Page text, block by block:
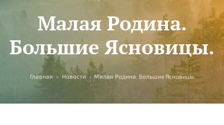
Малая Родина.
Большие Ясновицы.
Вы здесь
Главная » Новости » Малая Родина. Большие Ясновицы.